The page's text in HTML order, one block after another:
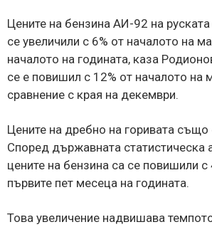
Цените на бензина АИ-92 на
се увеличили с 6% от началото на
началото на годината, каза
се е повишил с 12% от началото на
сравнение с края на декември.
Цените на дребно на горивата също
Според държавната статистическа
цените на бензина са се повишили с
първите пет месеца на годината.
Това увеличение надвишава